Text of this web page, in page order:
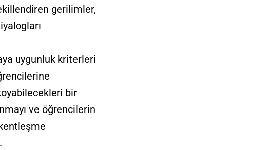
gerilimler,
uygunluk kriterleri
bir
ve öğrencilerin